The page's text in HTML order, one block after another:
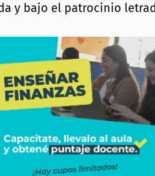
y bajo el patrocinio